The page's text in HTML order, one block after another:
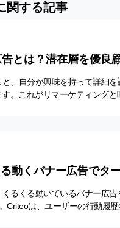
関する記事
とは？潜在層を優良
、自分が興味を持って詳細
。これがリマーケティング
動くバナー広告でタ
るくる動いているバナー広
Criteoは、ユーザーの行動履